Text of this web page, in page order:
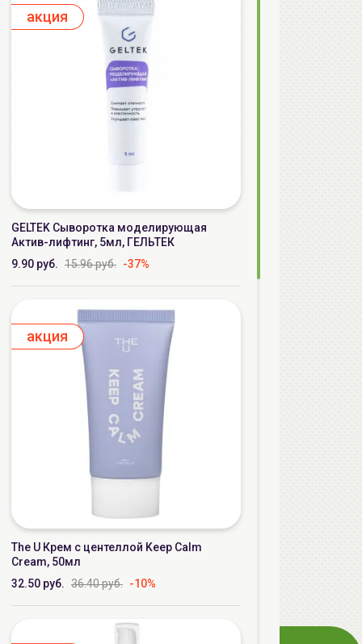
aкция
GELTEK Сыворотка моделирующая
Актив-лифтинг, 5мл, ГЕЛЬТЕК
9.90 руб. 15.96 руб. -37%
aкция
The U Крем с центеллой Keep Calm
Cream, 50мл
32.50 руб. 36.40 руб. -10%